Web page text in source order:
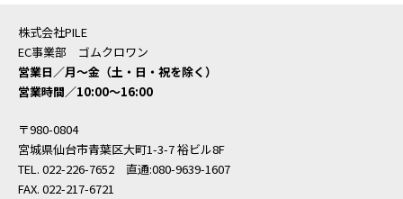
株式会社PILE
EC事業部 ゴムクロワン
営業日／月〜金（土・日・祝を除く）
営業時間／10:00〜16:00
〒980-0804
宮城県仙台市青葉区大町1-3-7 裕ビル8F
TEL. 022-226-7652 直通:080-9639-1607
FAX. 022-217-6721